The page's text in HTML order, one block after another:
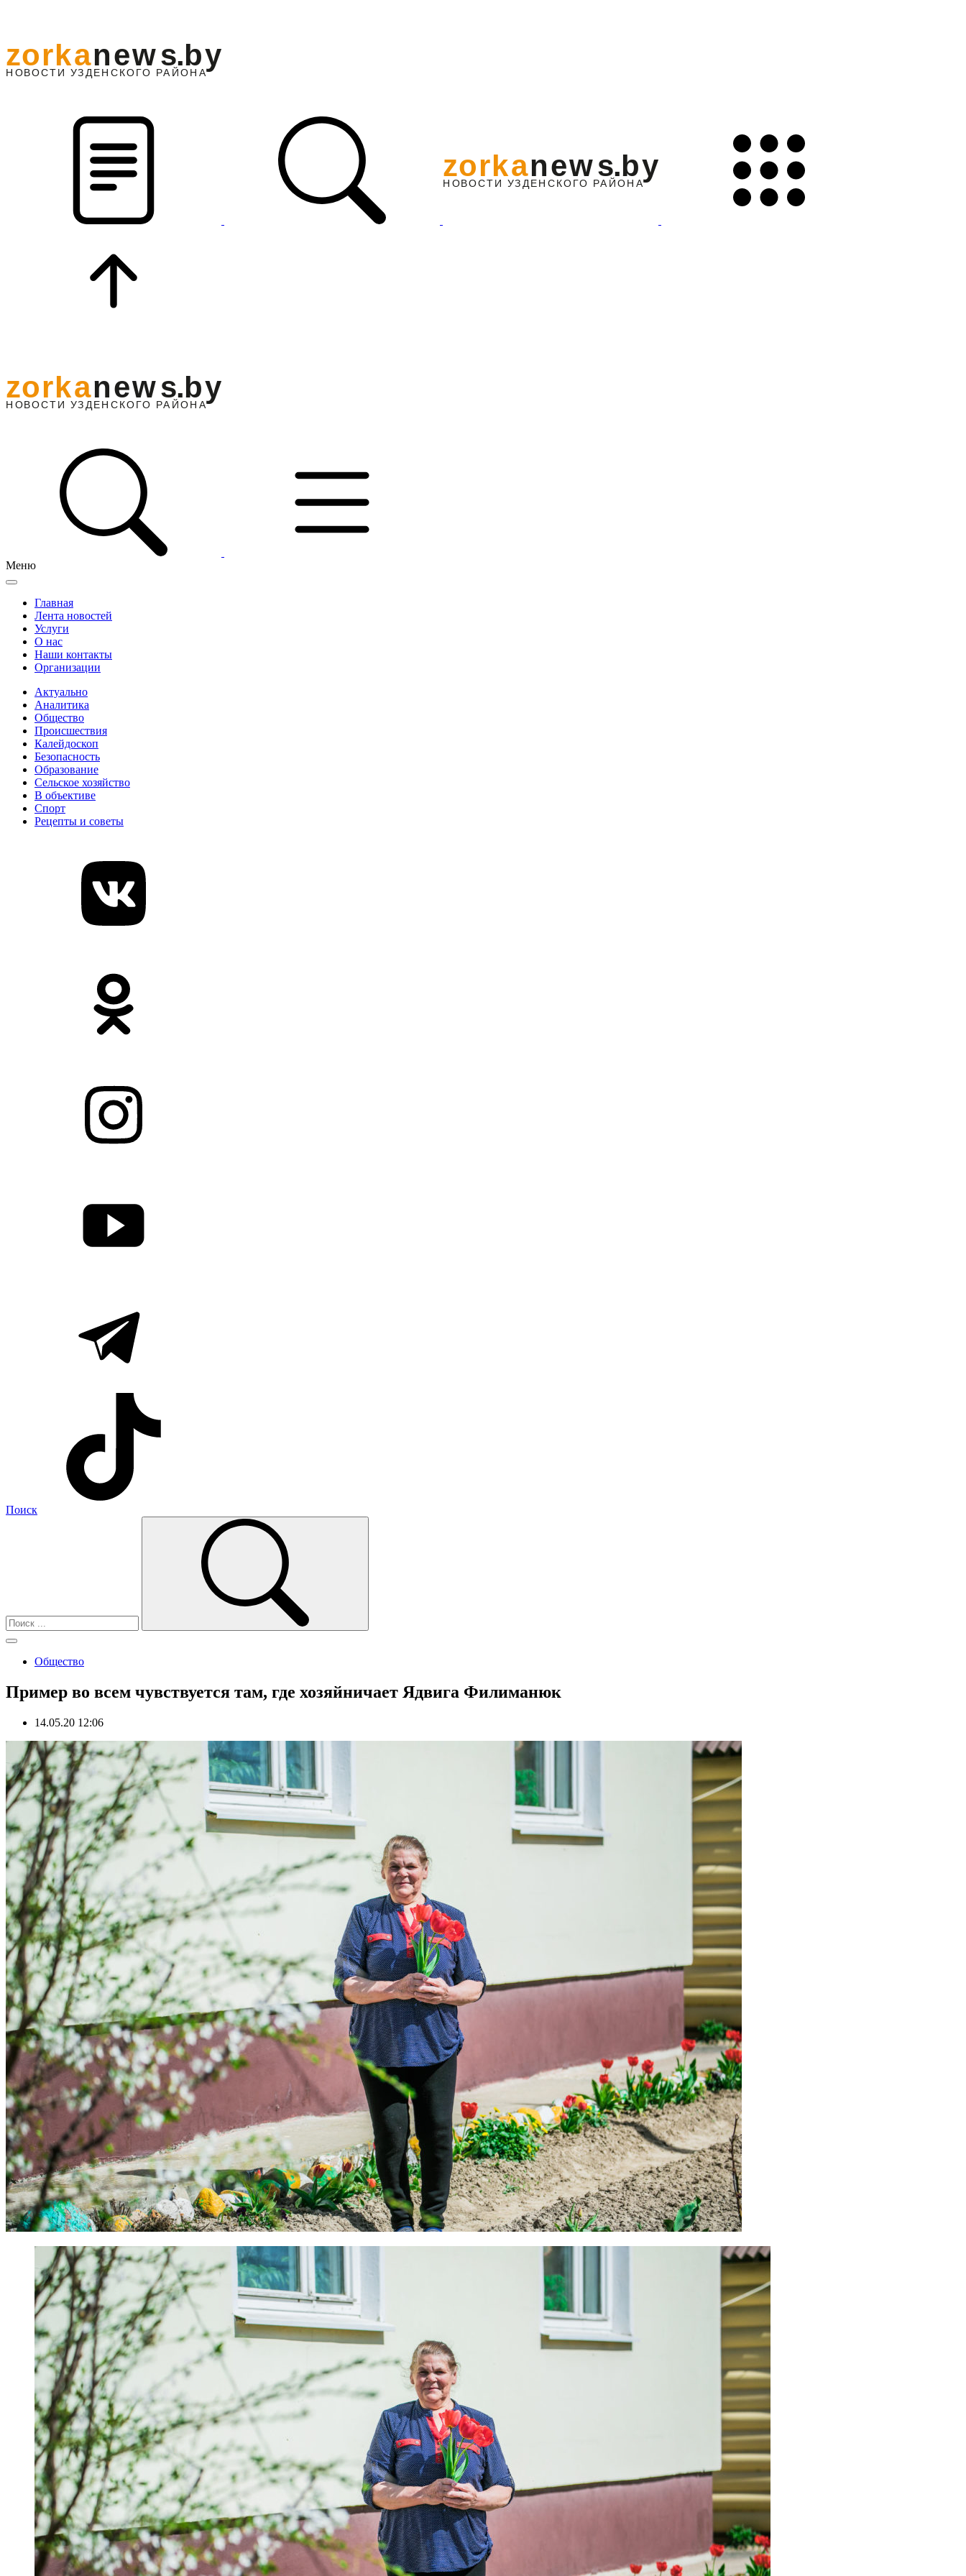
НО ВОСТИ УЗДЕНС КО ГО РАЙОНА
zorkanews.by
Меню
Главная
Лента новостей
Услуги
О нас
Наши контакты
Организации
Актуально
Аналитика
Общество
Происшествия
Калейдоскоп
Безопасность
Образование
Сельское хозяйство
В объективе
Спорт
Рецепты и советы
Поиск
Общество
Пример во всем чувствуется там, где хозяйничает Ядвига Филиманюк
14.05.20 12:06